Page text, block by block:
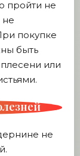
пройти не
не
покупке
быть
или
не